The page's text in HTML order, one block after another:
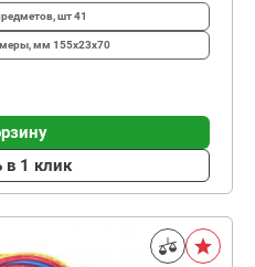
шт41
мм 155x23x70
в 1 клик